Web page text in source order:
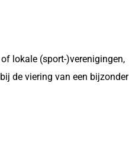
lokale (sport-)verenigingen,
de viering van een bijzonder